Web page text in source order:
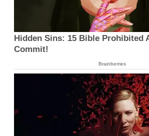
Hidden Sins: 15 Bible Prohibited
Commit!
Brainberries